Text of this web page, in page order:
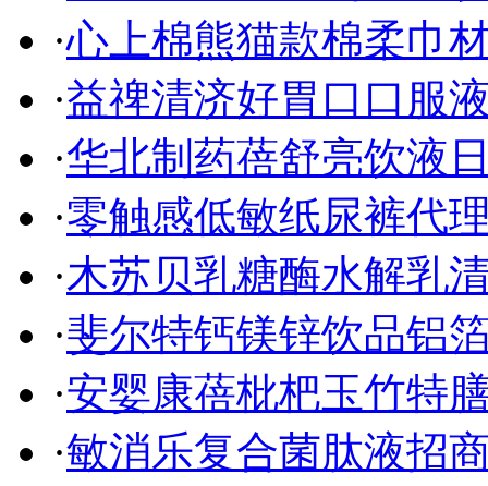
·心上棉熊猫款棉柔巾
·益禆清济好胃口口服
·华北制药蓓舒亮饮液
·零触感低敏纸尿裤代
·木苏贝乳糖酶水解乳
·斐尔特钙镁锌饮品铝
·安婴康蓓枇杷玉竹特
·敏消乐复合菌肽液招